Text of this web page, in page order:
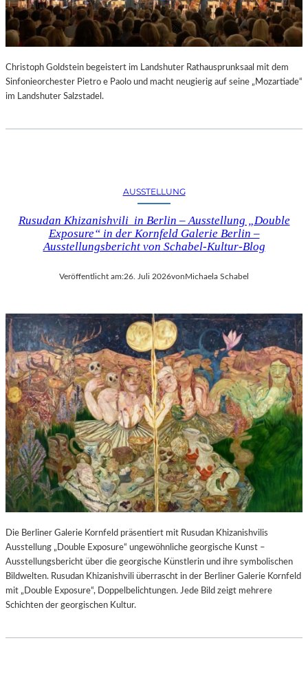
Christoph Goldstein begeistert im Landshuter Rathausprunksaal mit dem
Sinfonieorchester Pietro e Paolo und macht neugierig auf seine „Mozartiade“
im Landshuter Salzstadel.
AUSSTELLUNG
Rusudan Khizanishvili in Berlin – Ausstellung „Double
Exposure“ in der Kornfeld Galerie Berlin –
Ausstellungsbericht von Schabel-Kultur-Blog
Veröffentlicht am:26. Juli 2026vonMichaela Schabel
Die Berliner Galerie Kornfeld präsentiert mit Rusudan Khizanishvilis
Ausstellung „Double Exposure“ ungewöhnliche georgische Kunst –
Ausstellungsbericht über die georgische Künstlerin und ihre symbolischen
Bildwelten. Rusudan Khizanishvili überrascht in der Berliner Galerie Kornfeld
mit „Double Exposure“, Doppelbelichtungen. Jede Bild zeigt mehrere
Schichten der georgischen Kultur.